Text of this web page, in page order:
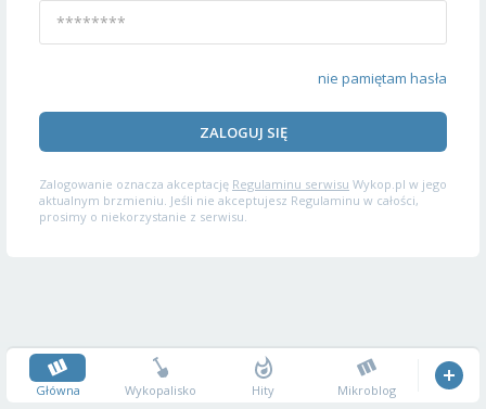
nie pamiętam hasła
ZALOGUJ SIĘ
Zalogowanie oznacza akceptację Regulaminu serwisu Wykop.pl w jego
aktualnym brzmieniu. Jeśli nie akceptujesz Regulaminu w całości,
prosimy o niekorzystanie z serwisu.
Główna Wykopalisko Hity Mikroblog